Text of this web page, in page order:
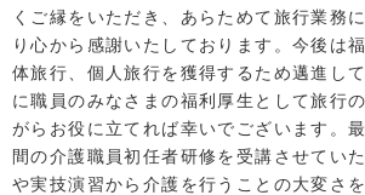
くご縁をいただき、あらためて旅行業務
り心から感謝いたしております。今後は
体旅行、個人旅行を獲得するため邁進し
に職員のみなさまの福利厚生として旅行
がらお役に立てれば幸いでございます。
間の介護職員初任者研修を受講させてい
や実技演習から介護を行うことの大変さ